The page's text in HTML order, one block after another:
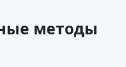
методы